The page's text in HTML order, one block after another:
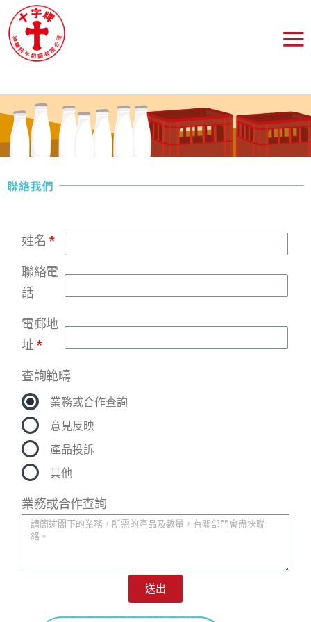
姓名
聯絡電
話
電郵地
址
查詢範疇
業務或合作查詢
意見反映
產品投訴
其他
業務或合作查詢
送出